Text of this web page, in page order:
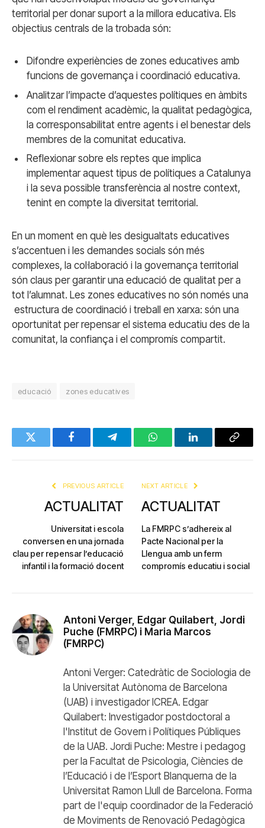
territorial per donar suport a la millora educativa. Els
objectius centrals de la trobada són:
Difondre experiències de zones educatives amb
funcions de governança i coordinació educativa.
Analitzar l’impacte d’aquestes polítiques en àmbits
com el rendiment acadèmic, la qualitat pedagògica,
la corresponsabilitat entre agents i el benestar dels
membres de la comunitat educativa.
Reflexionar sobre els reptes que implica
implementar aquest tipus de polítiques a Catalunya
i la seva possible transferència al nostre context,
tenint en compte la diversitat territorial.
En un moment en què les desigualtats educatives
s’accentuen i les demandes socials són més
complexes, la col·laboració i la governança territorial
són claus per garantir una educació de qualitat per a
tot l’alumnat. Les zones educatives no són només una
estructura de coordinació i treball en xarxa: són una
oportunitat per repensar el sistema educatiu des de la
comunitat, la confiança i el compromís compartit.
educació zones educatives
Twitter FacebookTelegramWhatsAppLinkedInCopy
PREVIOUS ARTICLE
ACTUALITAT
Universitat i escola
conversen en una jornada
clau per repensar l’educació
infantil i la formació docent
NEXT ARTICLE
ACTUALITAT
La FMRPC s’adhereix al
Pacte Nacional per la
Llengua amb un ferm
compromís educatiu i social
Antoni Verger, Edgar Quilabert, Jordi
Puche (FMRPC) i Maria Marcos
(FMRPC)
Antoni Verger: Catedràtic de Sociologia de
la Universitat Autònoma de Barcelona
(UAB) i investigador ICREA. Edgar
Quilabert: Investigador postdoctoral a
l'Institut de Govern i Polítiques Públiques
de la UAB. Jordi Puche: Mestre i pedagog
per la Facultat de Psicologia, Ciències de
l’Educació i de l’Esport Blanquerna de la
Universitat Ramon Llull de Barcelona. Forma
part de l'equip coordinador de la Federació
de Moviments de Renovació Pedagògica